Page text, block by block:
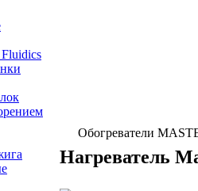
Обогреватели
Нагреватель